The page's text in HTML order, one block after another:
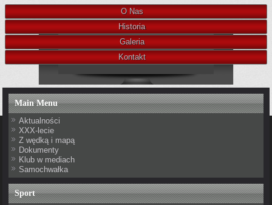
O Nas
Historia
Galeria
Kontakt
Main Menu
Aktualności
XXX-lecie
Z wędką i mapą
Dokumenty
Klub w mediach
Samochwałka
Sport